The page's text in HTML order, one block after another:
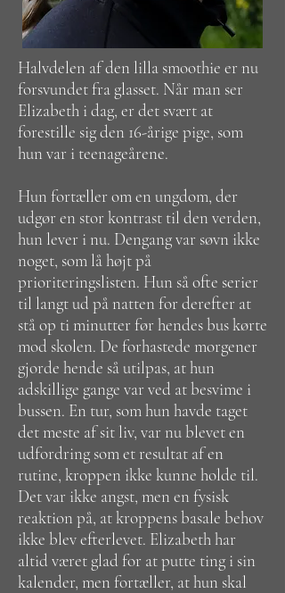
Halvdelen af den lilla smoothie er nu
forsvundet fra glasset. Når man ser
Elizabeth i dag, er det svært at
forestille sig den 16-årige pige, som
hun var i teenageårene.
Hun fortæller om en ungdom, der
udgør en stor kontrast til den verden,
hun lever i nu. Dengang var søvn ikke
noget, som lå højt på
prioriteringslisten. Hun så ofte serier
til langt ud på natten for derefter at
stå op ti minutter før hendes bus kørte
mod skolen. De forhastede morgener
gjorde hende så utilpas, at hun
adskillige gange var ved at besvime i
bussen. En tur, som hun havde taget
det meste af sit liv, var nu blevet en
udfordring som et resultat af en
rutine, kroppen ikke kunne holde til.
Det var ikke angst, men en fysisk
reaktion på, at kroppens basale behov
ikke blev efterlevet. Elizabeth har
altid været glad for at putte ting i sin
kalender, men fortæller, at hun skal